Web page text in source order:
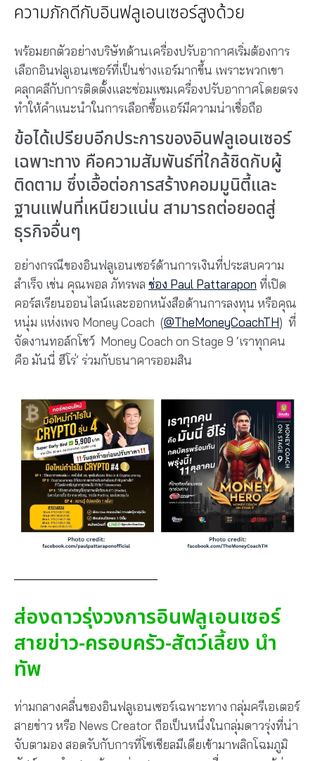
ความภักดีกับอินฟลูเอนเซอร์สูงด้วย
พร้อมยกตัวอย่างบริษัทด้านเครื่องปรับอากาศเริ่มต้องการ
เลือกอินฟลูเอนเซอร์ที่เป็นช่างแอร์มากขึ้น เพราะพวกเขา
คลุกคลีกับการติดตั้งและซ่อมแซมเครื่องปรับอากาศโดยตรง
ทำให้คำแนะนำในการเลือกซื้อแอร์มีความน่าเชื่อถือ
ข้อได้เปรียบอีกประการของอินฟลูเอนเซอร์
เฉพาะทาง คือความสัมพันธ์ที่ใกล้ชิดกับผู้
ติดตาม ซึ่งเอื้อต่อการสร้างคอมมูนิตี้และ
ฐานแฟนที่เหนียวแน่น สามารถต่อยอดสู่
ธุรกิจอื่นๆ
อย่างกรณีของอินฟลูเอนเซอร์ด้านการเงินที่ประสบความ
สำเร็จ เช่น คุณพอล ภัทรพล ช่อง Paul Pattarapon ที่เปิด
คอร์สเรียนออนไลน์และออกหนังสือด้านการลงทุน หรือคุณ
หนุ่ม แห่งเพจ Money Coach (@TheMoneyCoachTH) ที่
จัดงานทอล์กโชว์ Money Coach on Stage 9 ‘เราทุกคน
คือ มันนี่ ฮีโร่’ ร่วมกับธนาคารออมสิน
ส่องดาวรุ่งวงการอินฟลูเอนเซอร์
สายข่าว-ครอบครัว-สัตว์เลี้ยง นำ
ทัพ
ท่ามกลางคลื่นของอินฟลูเอนเซอร์เฉพาะทาง กลุ่มครีเอเตอร์
สายข่าว หรือ News Creator ถือเป็นหนึ่งในกลุ่มดาวรุ่งที่น่า
จับตามอง สอดรับกับการที่โซเชียลมีเดียเข้ามาพลิกโฉมภูมิ